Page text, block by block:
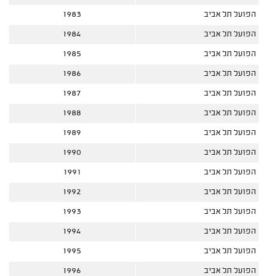
הפועל תל אביב 1983
הפועל תל אביב 1984
הפועל תל אביב 1985
הפועל תל אביב 1986
הפועל תל אביב 1987
הפועל תל אביב 1988
הפועל תל אביב 1989
הפועל תל אביב 1990
הפועל תל אביב 1991
הפועל תל אביב 1992
הפועל תל אביב 1993
הפועל תל אביב 1994
הפועל תל אביב 1995
הפועל תל אביב 1996